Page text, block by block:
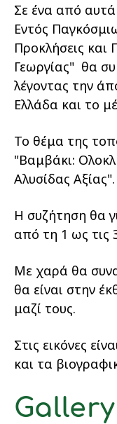
Σε ένα από αυτά
Εντός
Προκλήσεις και
Γεωργίας" θα
λέγοντας την
Ελλάδα και το
Το θέμα της
"Βαμβάκι:
Αλυσίδας Αξίας".
Η συζήτηση θα
από τη 1 ως τις
Με χαρά θα
θα είναι στην
μαζί τους.
Στις εικόνες
και τα
Gallery